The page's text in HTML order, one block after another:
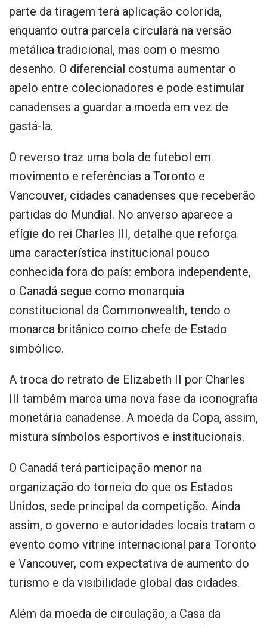
parte da tiragem terá aplicação colorida,
enquanto outra parcela circulará na versão
metálica tradicional, mas com o mesmo
desenho. O diferencial costuma aumentar o
apelo entre colecionadores e pode estimular
canadenses a guardar a moeda em vez de
gastá-la.
O reverso traz uma bola de futebol em
movimento e referências a Toronto e
Vancouver, cidades canadenses que receberão
partidas do Mundial. No anverso aparece a
efígie do rei Charles III, detalhe que reforça
uma característica institucional pouco
conhecida fora do país: embora independente,
o Canadá segue como monarquia
constitucional da Commonwealth, tendo o
monarca britânico como chefe de Estado
simbólico.
A troca do retrato de Elizabeth II por Charles
III também marca uma nova fase da iconografia
monetária canadense. A moeda da Copa, assim,
mistura símbolos esportivos e institucionais.
O Canadá terá participação menor na
organização do torneio do que os Estados
Unidos, sede principal da competição. Ainda
assim, o governo e autoridades locais tratam o
evento como vitrine internacional para Toronto
e Vancouver, com expectativa de aumento do
turismo e da visibilidade global das cidades.
Além da moeda de circulação, a Casa da